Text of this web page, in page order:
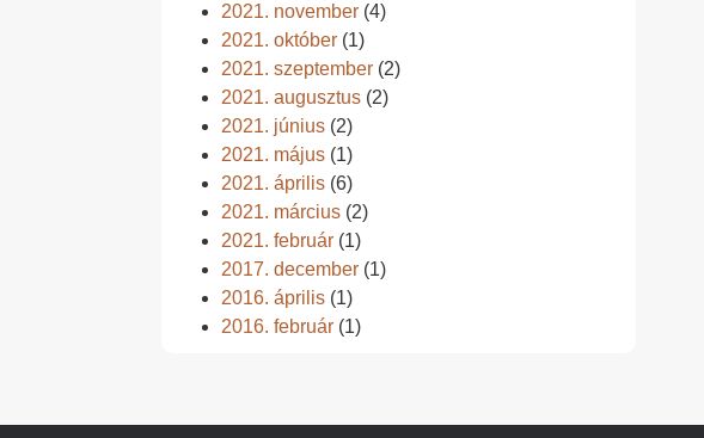
2021. november (4)
2021. október (1)
2021. szeptember (2)
2021. augusztus (2)
2021. június (2)
2021. május (1)
2021. április (6)
2021. március (2)
2021. február (1)
2017. december (1)
2016. április (1)
2016. február (1)